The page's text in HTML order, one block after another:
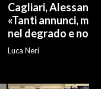
Cagliari,
«Tanti annunci,
nel degrado e non
Luca Neri